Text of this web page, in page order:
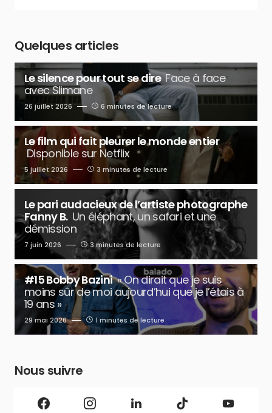
Quelques articles
Le silence pour tout se dire Face à face
avec Slimane
26 juillet 2026 6 minutes de lecture
Le film qui fait pleurer le monde entier
Disponible sur Netflix
5 juillet 2026 3 minutes de lecture
Le pari audacieux de l’artiste photographe
Fanny B. Un éléphant, un safari et une
démission
7 juin 2026 3 minutes de lecture
#15 Bobby Bazini « On dirait que je suis
moins sûr de moi aujourd’hui que je l’étais à
19 ans »
29 mai 2026 1 minutes de lecture
Nous suivre